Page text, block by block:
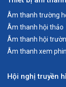
ngân. Bên cạnh
THÔNG SỐ KỸ
Âm thanh trường
Âm thanh hội thảo
Âm thanh hội
Âm thanh xem
Hội nghị truyền